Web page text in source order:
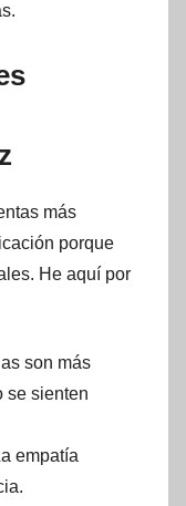
más
porque
He aquí por
son más
se sienten
empatía